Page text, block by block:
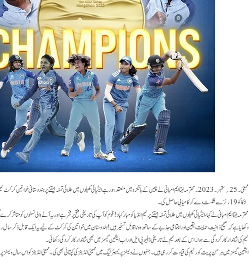
ممبئی۔ 25؍ ستمبر۔2023 ۔محترمہ نیتا ایم امبانی نے چین کے ہانگزو میں منعقد ہو رہے ایشیائی کھیلوں میں طلائی تمغہ جیتنے پر ہندوستانی
لنکا کو 19 رنز سے شکست دے کر کامیابی حاصل کی۔
محترمہ نیتا ایم امبانی نے کہا، ایشیائی کھیلوں میں طلائی تمغہ جیتنے پر ٹیم انڈیا کو مبارکباد! قوم کو آپ کی تاریخی فتح پر فخر ہے اور یہ آنے والی نسلوں کو
ٹیم کی شاندار کارکردگی سے ہوا۔ اس کے بعد ٹیم نے تاریخی ڈبلیو پی ایل اور اب ایشین گیمز میں بھی شاندار کارکردگی دکھائی۔
ایشین گیمز میں ہرمن پریت کور ٹیم کی قیادت کر رہی ہیں۔ جنہوں نے ویمنز پریمیئر لیگ میں ممبئی انڈینز کی کپتانی بھی کی۔ ممبئی انڈینز کو اس سال ویمنز